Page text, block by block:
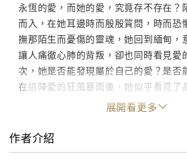
永恆的愛，而她的愛，究竟存不存在？
而入，在她耳邊時而殷殷質問，時而恐
撫那陌生而憂傷的靈魂，她回到緬甸，
讓人痛徹心肺的背叛，卻也同時看見愛
次，她是否能發現屬於自己的愛？是否
在這陣愛的狂風暴雨後，她似乎看見了
展開看更多
作者介紹